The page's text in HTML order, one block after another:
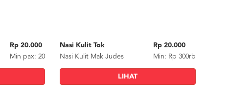
Rp 20.000
Min pax: 20
Nasi Kulit Tok
Nasi Kulit Mak Judes
Rp 20.000
Min: Rp 300rb
LIHAT